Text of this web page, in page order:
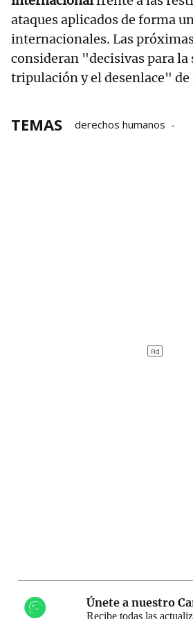
ataques aplicados de forma
internacionales. Las
consideran "decisivas para la
tripulación y el desenlace"
TEMAS
derechos humanos
Únete a nuestro
Recibe todas las